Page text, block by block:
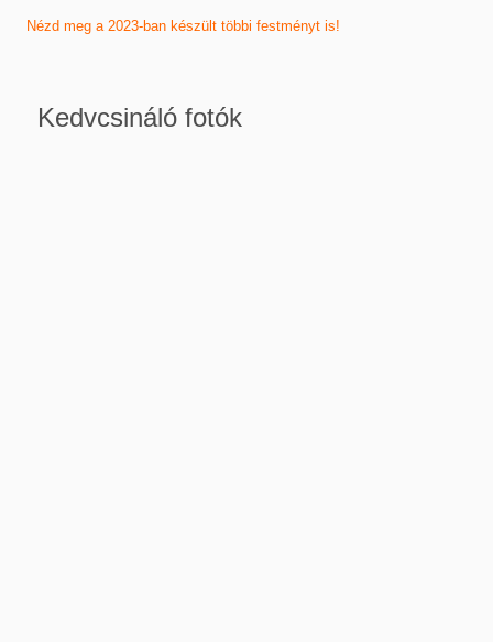
Nézd meg a 2023-ban készült többi festményt is!
Kedvcsináló fotók